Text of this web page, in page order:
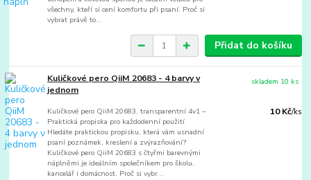
všechny, kteří si cení komfortu při psaní. Proč si
vybrat právě to...
Přidat do košíku
Kuličkové pero QiiM 20683 - 4 barvy v
jednom
Kuličkové pero QiiM 20683, transparentní 4v1 –
Praktická propiska pro každodenní použití
Hledáte praktickou propisku, která vám usnadní
psaní poznámek, kreslení a zvýrazňování?
Kuličkové pero QiiM 20683 s čtyřmi barevnými
náplněmi je ideálním společníkem pro školu,
kancelář i domácnost. Proč si vybr...
10 Kč/ks
skladem 10 ks